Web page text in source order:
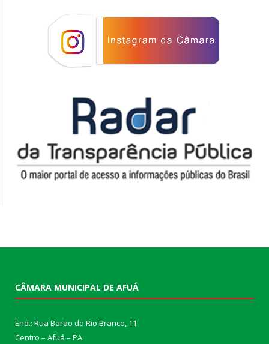
CÂMARA MUNICIPAL DE AFUÁ
End.: Rua Barão do Rio Branco, 11
Centro – Afuá – PA